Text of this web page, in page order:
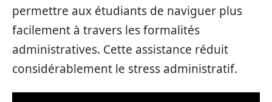
permettre aux étudiants de naviguer plus
facilement à travers les formalités
administratives. Cette assistance réduit
considérablement le stress administratif.